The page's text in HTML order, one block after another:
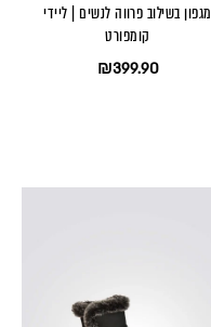
מגפון בשילוב פרווה לנשים | ליידי
קומפורט
₪399.90